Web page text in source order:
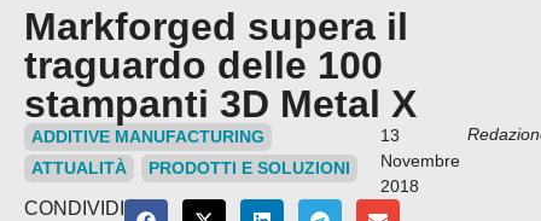
Markforged supera il
traguardo delle 100
stampanti 3D Metal X
ADDITIVE MANUFACTURING
ATTUALITÀ
PRODOTTI E SOLUZIONI
13
Novembre
2018
CONDIVIDI